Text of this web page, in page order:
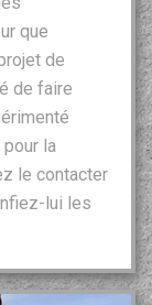
que
de
de faire
la
le contacter
lui les